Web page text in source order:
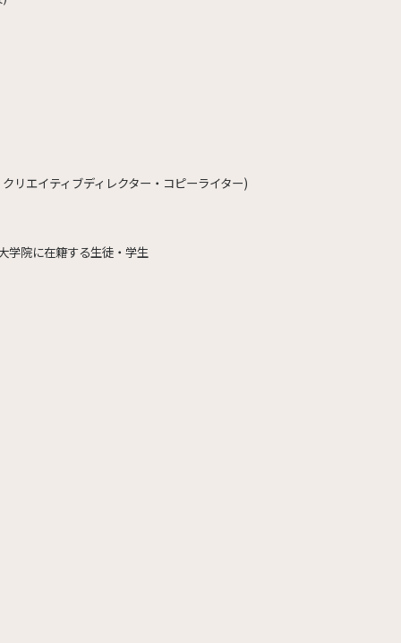
リエイティブディレクター・コピーライター)
学院に在籍する生徒・学生